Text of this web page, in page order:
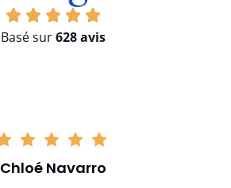
Basé sur628 avis
Chloé Navarro